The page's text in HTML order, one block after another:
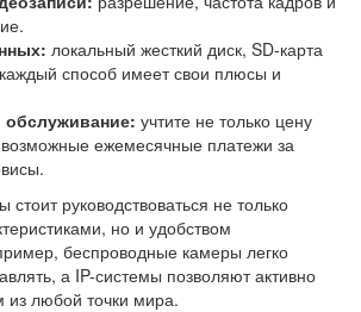
локальный жесткий диск, SD-карта
способ имеет свои плюсы и
учтите не только цену
возможные ежемесячные платежи за
руководствоваться не только
но и удобством
беспроводные камеры легко
а IP-системы позволяют активно
из любой точки мира.